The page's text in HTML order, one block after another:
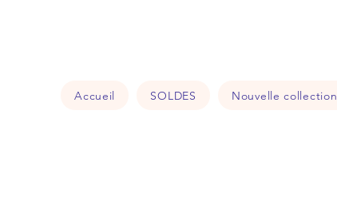
Accueil SOLDES Nouvelle collection